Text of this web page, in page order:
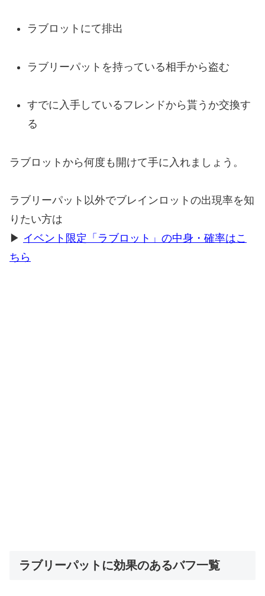
ラブロットにて排出
ラブリーパットを持っている相手から盗む
すでに入手しているフレンドから貰うか交換す
る
ラブロットから何度も開けて手に入れましょう。
ラブリーパット以外でブレインロットの出現率を知
りたい方は
▶ イベント限定「ラブロット」の中身・確率はこ
ちら
ラブリーパットに効果のあるバフ一覧